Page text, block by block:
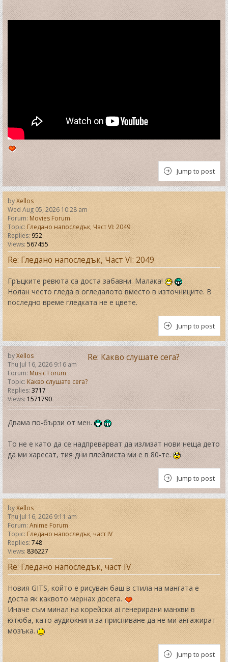
Jump to post
byXellos
Wed Aug 05, 2026 10:28 am
Forum:Movies Forum
Topic:Гледано напоследък, Част VI: 2049
Replies:952
Views:567455
Re: Гледано напоследък, Част VI: 2049
Гръцките ревюта са доста забавни. Малака!
Нолан често гледа в огледалото вместо в източниците. В
последно време гледката не е цвете.
Jump to post
byXellos
Thu Jul 16, 2026 9:16 am
Forum:Music Forum
Topic:Какво слушате сега?
Replies:3717
Views:1571790
Re: Какво слушате сега?
Двама по-бързи от мен.
То не е като да се надпреварват да излизат нови неща дето
да ми харесат, тия дни плейлиста ми е в 80-те.
Jump to post
byXellos
Thu Jul 16, 2026 9:11 am
Forum:Anime Forum
Topic:Гледано напоследък, част IV
Replies:748
Views:836227
Re: Гледано напоследък, част IV
Новия GITS, който е рисуван баш в стила на мангата е
доста як каквото мернах досега.
Иначе съм минал на корейски ai генерирани манхви в
ютюба, като аудиокниги за приспиване да не ми ангажират
мозъка.
Jump to post